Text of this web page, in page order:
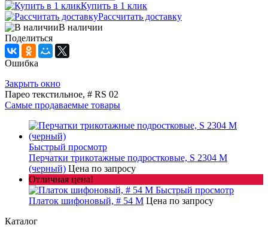
Купить в 1 клик
Рассчитать доставку
В наличии
Поделиться
Ошибка
Закрыть окно
Парео текстильное, # RS 02
Самые продаваемые товары
Быстрый просмотр
Перчатки трикотажные подростковые, S 2304 M
(черный) Цена по запросу
Отличная цена!
Быстрый просмотр
Платок шифоновый, # 54 M Цена по запросу
Каталог